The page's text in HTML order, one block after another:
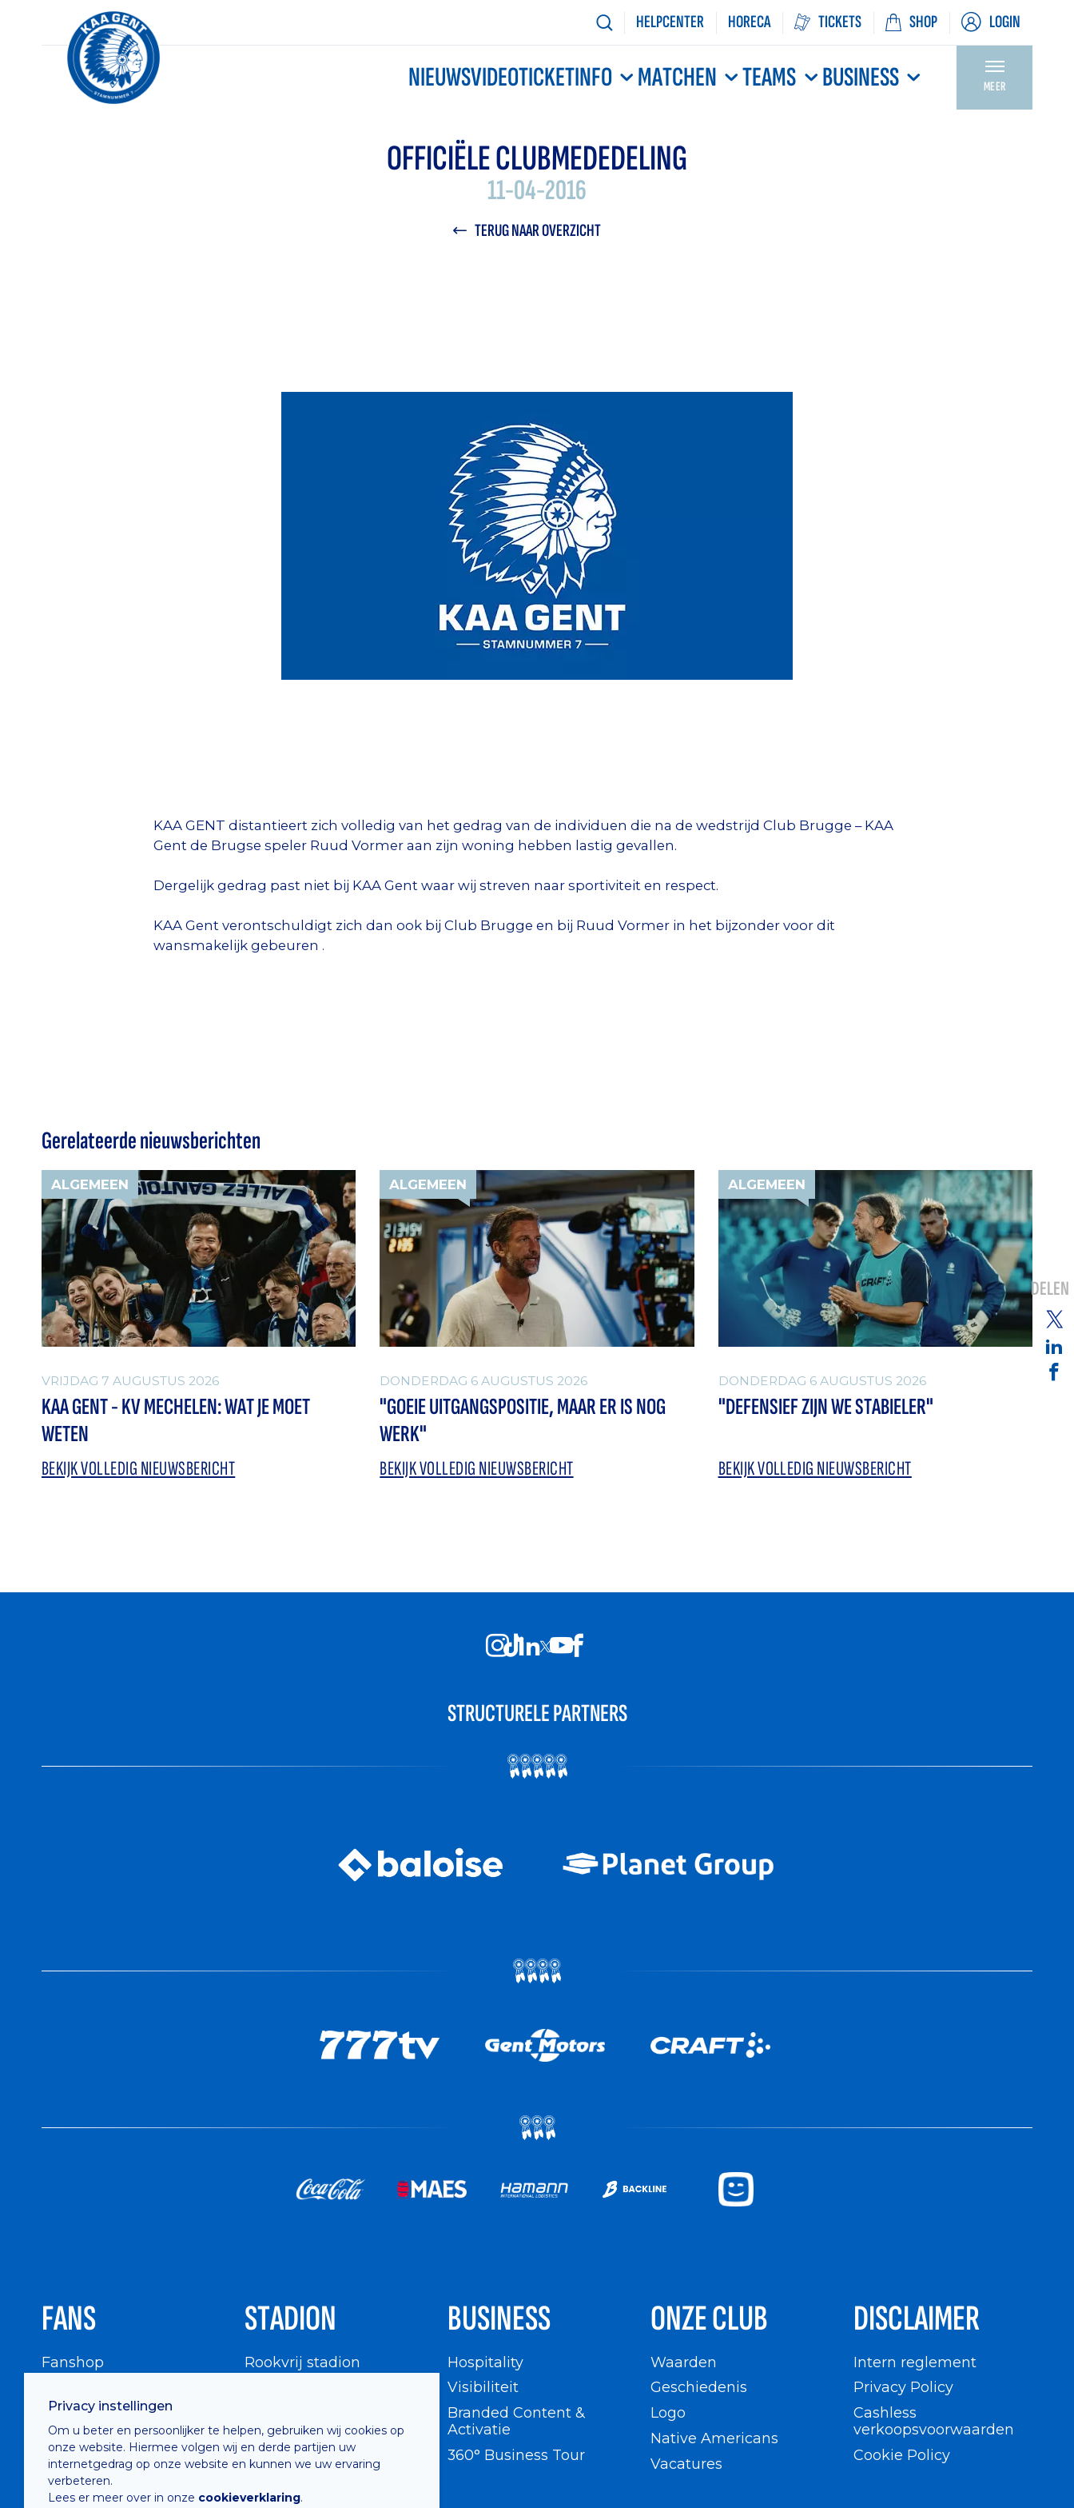
HELPCENTER HORECA TICKETS SHOP LOGIN
NIEUWSVIDEOTICKETINFO MATCHEN TEAMS BUSINESS MEER
OFFICIËLE CLUBMEDEDELING
11-04-2016
TERUG NAAR OVERZICHT
KAA GENT distantieert zich volledig van het gedrag van de individuen die na de wedstrijd Club Brugge – KAA
Gent de Brugse speler Ruud Vormer aan zijn woning hebben lastig gevallen.
Dergelijk gedrag past niet bij KAA Gent waar wij streven naar sportiviteit en respect.
KAA Gent verontschuldigt zich dan ook bij Club Brugge en bij Ruud Vormer in het bijzonder voor dit
wansmakelijk gebeuren .
Gerelateerde nieuwsberichten
ALGEMEEN
VRIJDAG 7 AUGUSTUS 2026
KAA GENT - KV MECHELEN: WAT JE MOET
WETEN
BEKIJK VOLLEDIG NIEUWSBERICHT
ALGEMEEN
DONDERDAG 6 AUGUSTUS 2026
"GOEIE UITGANGSPOSITIE, MAAR ER IS NOG
WERK"
BEKIJK VOLLEDIG NIEUWSBERICHT
ALGEMEEN
DONDERDAG 6 AUGUSTUS 2026
"DEFENSIEF ZIJN WE STABIELER"
BEKIJK VOLLEDIG NIEUWSBERICHT
DELEN
Privacy instellingen
Om u beter en persoonlijker te helpen, gebruiken wij cookies op
onze website. Hiermee volgen wij en derde partijen uw
internetgedrag op onze website en kunnen we uw ervaring
verbeteren.
Lees er meer over in onze cookieverklaring.
STRUCTURELE PARTNERS
FANS
Fanshop
Supportersraad
Buffalo Kids Club
Supportersfederatie
Supportersclubs
STADION
Rookvrij stadion
BUSINESS
Hospitality
Visibiliteit
Branded Content &
Activatie
360° Business Tour
ONZE CLUB
Waarden
Geschiedenis
Logo
Native Americans
Vacatures
DISCLAIMER
Intern reglement
Privacy Policy
Cashless
verkoopsvoorwaarden
Cookie Policy